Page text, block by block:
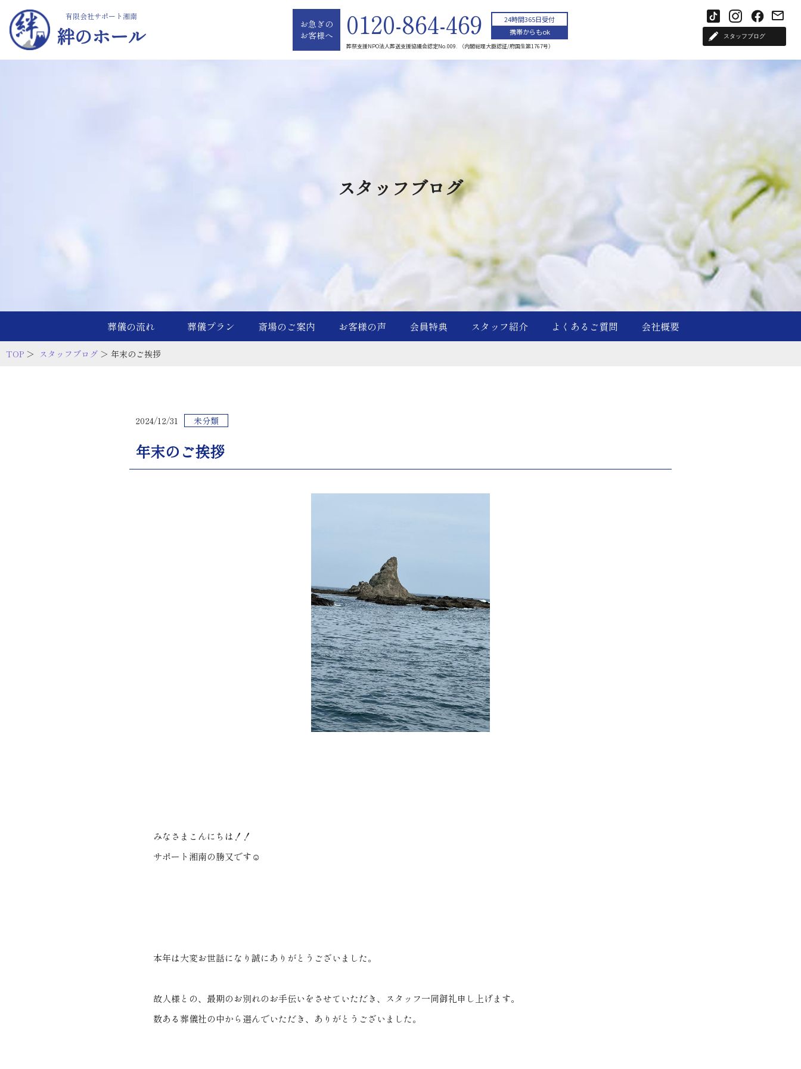
有限会社サポート湘南
絆のホール
お急ぎの
お客様へ
0120-864-469
24時間365日受付
携帯からもok
葬祭支援NPO法人葬送支援協議会認定No.009. （内閣総理大臣認証/府国生第1767号）
スタッフブログ
スタッフブログ
葬儀の流れ 葬儀プラン 斎場のご案内 お客様の声 会員特典 スタッフ紹介 よくあるご質問 会社概要
TOP ＞ スタッフブログ ＞ 年末のご挨拶
2024/12/31 未分類
年末のご挨拶
みなさまこんにちは！！
サポート湘南の勝又です☺
本年は大変お世話になり誠にありがとうございました。
故人様との、最期のお別れのお手伝いをさせていただき、スタッフ一同御礼申し上げます。
数ある葬儀社の中から選んでいただき、ありがとうございました。